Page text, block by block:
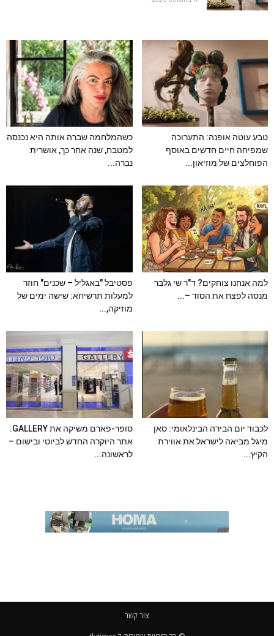
טבע עוטה אופנה: התערוכה
שמפיחה חיים חדשים באוסף
הפוחלצים של מוזיאון...
כשהמלחמה שברה אותה היא נכנסה
למטבח, שנה אחר כך, אושרית
נברה...
למה אנחנו צוחקים? ד"ר שי גלבר
מנסה לפצח את הסוד –...
פסטיבל "באגליל – שכנים" חוזר
למעלות תרשיחא: שישה ימים של
מוזיקה,...
לכבוד יום הבירה הבינלאומי: סאן
מיגל מביאה לישראל את אווירת
הקיץ...
סופר-פארם משיקה את GALLERY:
אתר היוקרה החדש לביוטי ובישום –
לראשונה...
צור קשר